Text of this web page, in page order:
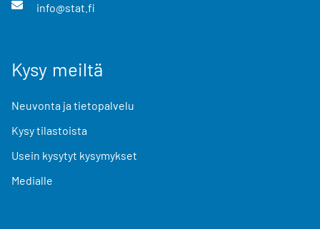
info@stat.fi
Kysy meiltä
Neuvonta ja tietopalvelu
Kysy tilastoista
Usein kysytyt kysymykset
Medialle